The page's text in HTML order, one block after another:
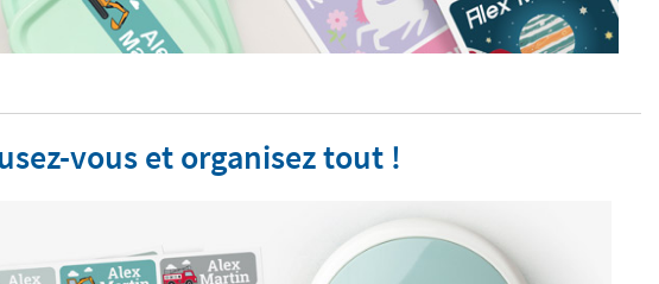
vous et organisez tout !